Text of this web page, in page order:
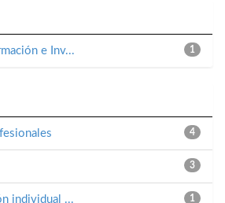
1
e Inv...
4
3
1
individual ...